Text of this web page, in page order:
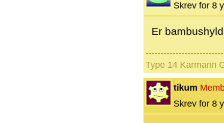
Skrev for 8
Er
Type 14 Karmann
tikum
Skrev for 8